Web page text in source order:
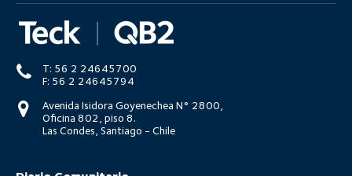
T: 56 2 24645700
F: 56 2 24645794
Avenida Isidora Goyenechea N° 2800,
Oficina 802, piso 8.
Las Condes, Santiago - Chile